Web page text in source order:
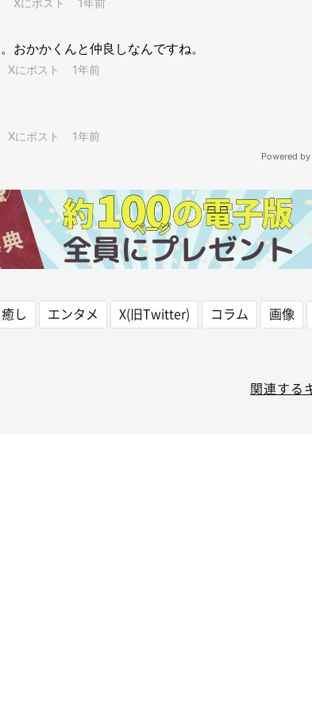
癒し エンタメ X(旧Twitter) コラム 画像
関連する